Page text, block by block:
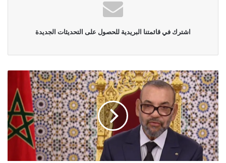
اشترك في قائمتنا البريدية للحصول على التحديثات الجديدة